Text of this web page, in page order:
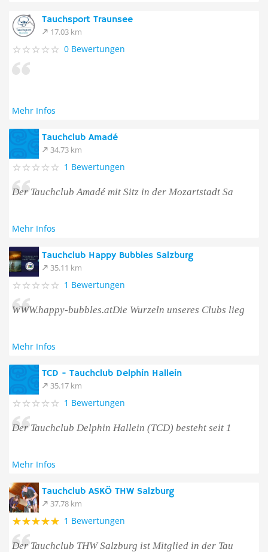
Tauchsport Traunsee
17.03 km
0 Bewertungen
Mehr Infos
Tauchclub Amadé
34.73 km
1 Bewertungen
Der Tauchclub Amadé mit Sitz in der Mozartstadt Sa
Mehr Infos
Tauchclub Happy Bubbles Salzburg
35.11 km
1 Bewertungen
WWW.happy-bubbles.atDie Wurzeln unseres Clubs lieg
Mehr Infos
TCD - Tauchclub Delphin Hallein
35.17 km
1 Bewertungen
Der Tauchclub Delphin Hallein (TCD) besteht seit 1
Mehr Infos
Tauchclub ASKÖ THW Salzburg
37.78 km
1 Bewertungen
Der Tauchclub THW Salzburg ist Mitglied in der Tau